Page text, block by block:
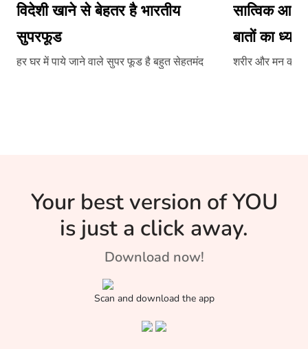
विदेशी खाने से बेहतर है भारतीय
सुपरफूड
हर घर में पाये जाने वाले सुपर फूड है बहुत सेहतमंद
सात्विक
बातों का ध्यान
शरीर और मन को
Your best version of YOU
is just a click away.
Download now!
Scan and download the app